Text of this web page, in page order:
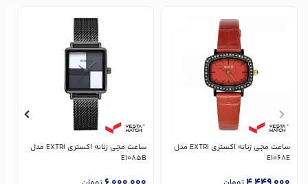
ساعت مچی زنانه اکستری EXTRI مدل
E1068E
ساعت مچی زنانه اکستری EXTRI مدل
E1085B